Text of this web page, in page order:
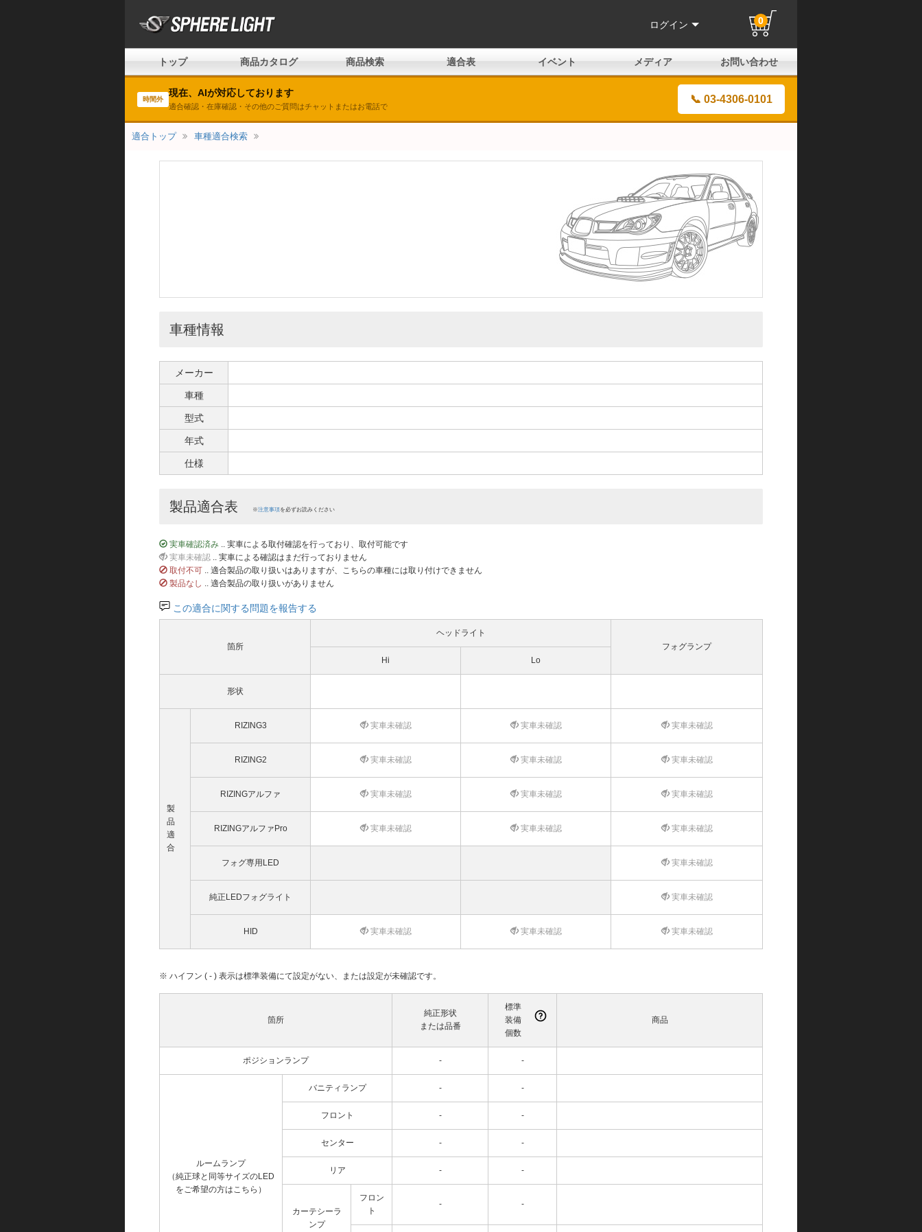
ログイン 0
トップ 商品カタログ 商品検索 適合表 イベント メディア お問い合わせ
時間外
現在、AIが対応しております
適合確認・在庫確認・その他のご質問はチャットまたはお電話で
📞 03-4306-0101
適合トップ 車種適合検索
車種情報
メーカー
車種
型式
年式
仕様
製品適合表 ※注意事項を必ずお読みください
実車確認済み .. 実車による取付確認を行っており、取付可能です
実車未確認 .. 実車による確認はまだ行っておりません
取付不可 .. 適合製品の取り扱いはありますが、こちらの車種には取り付けできません
製品なし .. 適合製品の取り扱いがありません
この適合に関する問題を報告する
箇所
ヘッドライト
フォグランプ
Hi
Lo
形状
製
品
適
合
RIZING3 実車未確認 実車未確認 実車未確認
RIZING2 実車未確認 実車未確認 実車未確認
RIZINGアルファ 実車未確認 実車未確認 実車未確認
RIZINGアルファPro 実車未確認 実車未確認 実車未確認
フォグ専用LED 実車未確認
純正LEDフォグライト 実車未確認
HID 実車未確認 実車未確認 実車未確認
※ ハイフン ( - ) 表示は標準装備にて設定がない、または設定が未確認です。
箇所
純正形状
または品番
標準
装備
個数
商品
ポジションランプ - -
ルームランプ
（純正球と同等サイズのLED
をご希望の方はこちら）
バニティランプ - -
フロント - -
センター - -
リア - -
カーテシーラ
ンプ
フロン
ト
- -